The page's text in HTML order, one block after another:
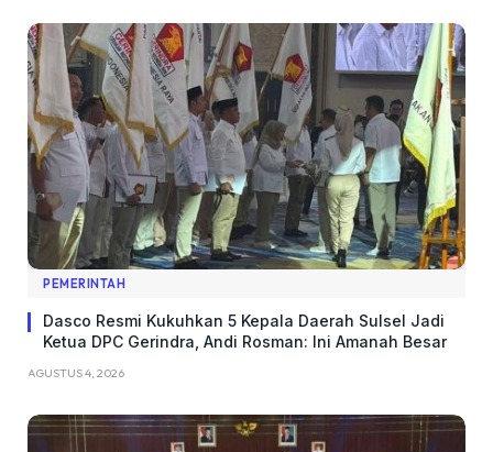
PEMERINTAH
Dasco Resmi Kukuhkan 5 Kepala Daerah Sulsel Jadi
Ketua DPC Gerindra, Andi Rosman: Ini Amanah Besar
AGUSTUS 4, 2026